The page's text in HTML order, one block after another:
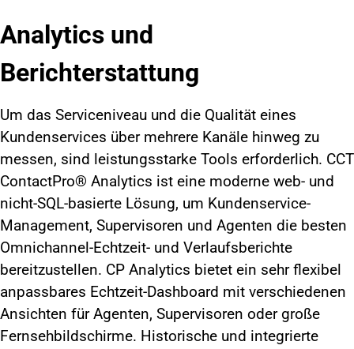
Analytics und
Berichterstattung
Um das Serviceniveau und die Qualität eines
Kundenservices über mehrere Kanäle hinweg zu
messen, sind leistungsstarke Tools erforderlich. CCT
ContactPro® Analytics ist eine moderne web- und
nicht-SQL-basierte Lösung, um Kundenservice-
Management, Supervisoren und Agenten die besten
Omnichannel-Echtzeit- und Verlaufsberichte
bereitzustellen. CP Analytics bietet ein sehr flexibel
anpassbares Echtzeit-Dashboard mit verschiedenen
Ansichten für Agenten, Supervisoren oder große
Fernsehbildschirme. Historische und integrierte